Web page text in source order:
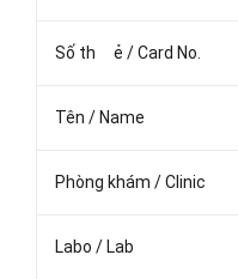
Số th ẻ / Card No.
Tên / Name
Phòng khám / Clinic
Labo / Lab